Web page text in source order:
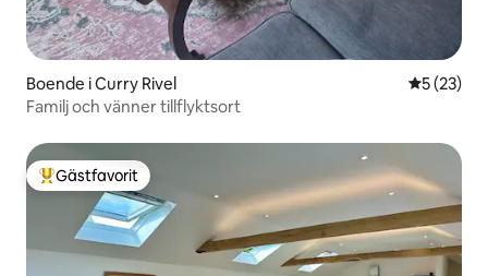
Boende i Curry Rivel 5 av 5 i
5 (23)
Familj och vänner tillflyktsort
Populär gästfavorit
Gästfavorit